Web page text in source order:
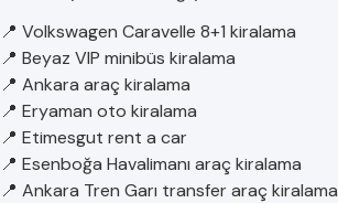
📍 Volkswagen Caravelle 8+1 kiralama
📍 Beyaz VIP minibüs kiralama
📍 Ankara araç kiralama
📍 Eryaman oto kiralama
📍 Etimesgut rent a car
📍 Esenboğa Havalimanı araç kiralama
📍 Ankara Tren Garı transfer araç kiralama